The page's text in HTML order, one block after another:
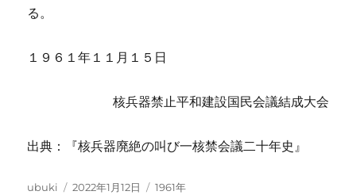
る。
１９６１年１１月１５日
核兵器禁止平和建設国民会議結成大会
出典：『核兵器廃絶の叫び一核禁会議二十年史』
投
ubuki
投
2022年1月12日
カ
1961年